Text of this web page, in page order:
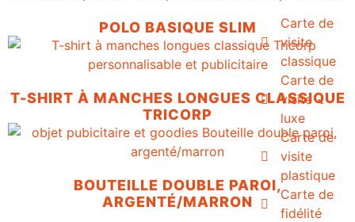
Carte de
visite
classique
Carte de
visite
luxe
Carte de
visite
plastique
Carte de
fidélité
POLO BASIQUE SLIM
T-SHIRT À MANCHES LONGUES CLASSIQUE
TRICORP
BOUTEILLE DOUBLE PAROI,
ARGENTÉ/MARRON